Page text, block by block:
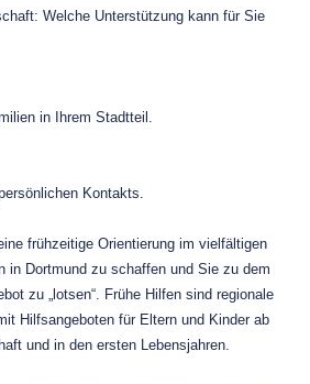
Welche Unterstützung kann für Sie
in Ihrem Stadtteil.
Kontakts.
frühzeitige Orientierung im vielfältigen
in Dortmund zu schaffen und Sie zu dem
zu „lotsen“. Frühe Hilfen sind regionale
Hilfsangeboten für Eltern und Kinder ab
und in den ersten Lebensjahren.